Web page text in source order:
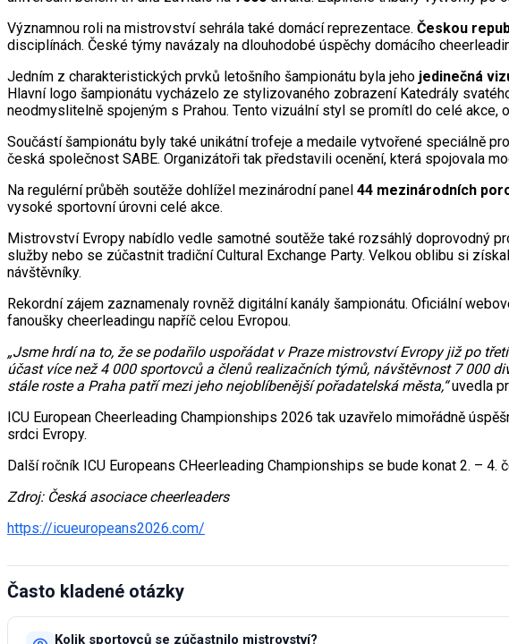
Významnou roli na mistrovství sehrála také domácí reprezentace. Českou
disciplínách. České týmy navázaly na dlouhodobé úspěchy domácího
Jedním z charakteristických prvků letošního šampionátu byla jeho jedinečná
Hlavní logo šampionátu vycházelo ze stylizovaného zobrazení Katedrály
neodmyslitelně spojeným s Prahou. Tento vizuální styl se promítl do celé
Součástí šampionátu byly také unikátní trofeje a medaile vytvořené speciálně
česká společnost SABE. Organizátoři tak představili ocenění, která spojovala
Na regulérní průběh soutěže dohlížel mezinárodní panel 44 mezinárodních
vysoké sportovní úrovni celé akce.
Mistrovství Evropy nabídlo vedle samotné soutěže také rozsáhlý doprovodný
služby nebo se zúčastnit tradiční Cultural Exchange Party. Velkou oblibu si
návštěvníky.
Rekordní zájem zaznamenaly rovněž digitální kanály šampionátu. Oficiální
fanoušky cheerleadingu napříč celou Evropou.
„Jsme hrdí na to, že se podařilo uspořádat v Praze mistrovství Evropy již po
účast více než 4 000 sportovců a členů realizačních týmů, návštěvnost 7 000
stále roste a Praha patří mezi jeho nejoblíbenější pořadatelská města,“uvedla
ICU European Cheerleading Championships 2026 tak uzavřelo mimořádně
srdci Evropy.
Další ročník ICU Europeans CHeerleading Championships se bude konat 2. –
Zdroj: Česká asociace cheerleaders
https://icueuropeans2026.com/
Často kladené otázky
Kolik sportovců se zúčastnilo mistrovství?